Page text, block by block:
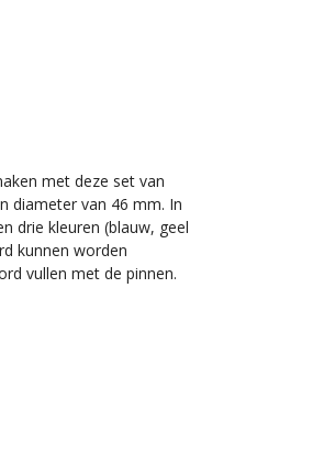
met deze set van
diameter van 46 mm. In
drie kleuren (blauw, geel
kunnen worden
vullen met de pinnen.